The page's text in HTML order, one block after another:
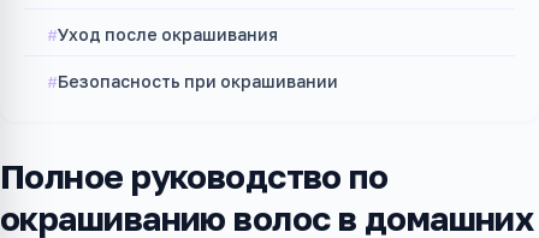
Уход после окрашивания
Безопасность при окрашивании
Полное руководство по
окрашиванию волос в домашних